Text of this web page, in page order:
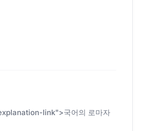
link">국어의 로마자